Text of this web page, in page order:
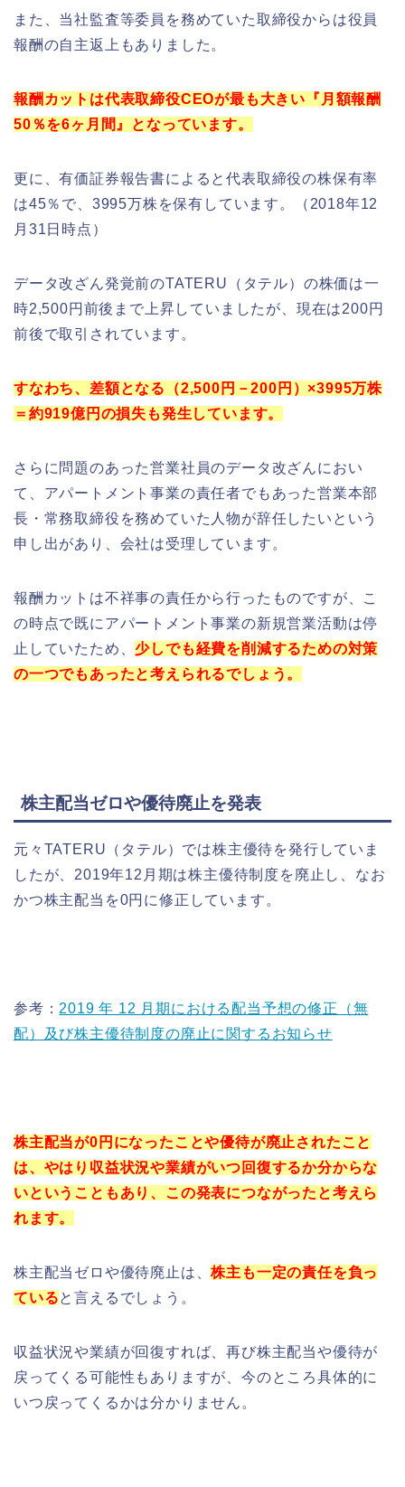
また、当社監査等委員を務めていた取締役からは役員
報酬の自主返上もありました。
報酬カットは代表取締役CEOが最も大きい『月額報酬
50％を6ヶ月間』となっています。
更に、有価証券報告書によると代表取締役の株保有率
は45％で、3995万株を保有しています。（2018年12
月31日時点）
データ改ざん発覚前のTATERU（タテル）の株価は一
時2,500円前後まで上昇していましたが、現在は200円
前後で取引されています。
すなわち、差額となる（2,500円－200円）×3995万株
＝約919億円の損失も発生しています。
さらに問題のあった営業社員のデータ改ざんにおい
て、アパートメント事業の責任者でもあった営業本部
長・常務取締役を務めていた人物が辞任したいという
申し出があり、会社は受理しています。
報酬カットは不祥事の責任から行ったものですが、こ
の時点で既にアパートメント事業の新規営業活動は停
止していたため、少しでも経費を削減するための対策
の一つでもあったと考えられるでしょう。
株主配当ゼロや優待廃止を発表
元々TATERU（タテル）では株主優待を発行していま
したが、2019年12月期は株主優待制度を廃止し、なお
かつ株主配当を0円に修正しています。
参考： 2019 年 12 月期における配当予想の修正（無
配）及び株主優待制度の廃止に関するお知らせ
株主配当が0円になったことや優待が廃止されたこと
は、やはり収益状況や業績がいつ回復するか分からな
いということもあり、この発表につながったと考えら
れます。
株主配当ゼロや優待廃止は、株主も一定の責任を負っ
ていると言えるでしょう。
収益状況や業績が回復すれば、再び株主配当や優待が
戻ってくる可能性もありますが、今のところ具体的に
いつ戻ってくるかは分かりません。